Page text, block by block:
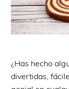
¿Has hecho
divertidas,